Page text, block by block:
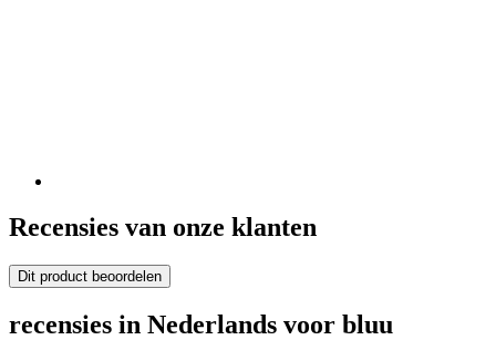
Recensies van onze klanten
Dit product beoordelen
recensies in Nederlands voor bluu